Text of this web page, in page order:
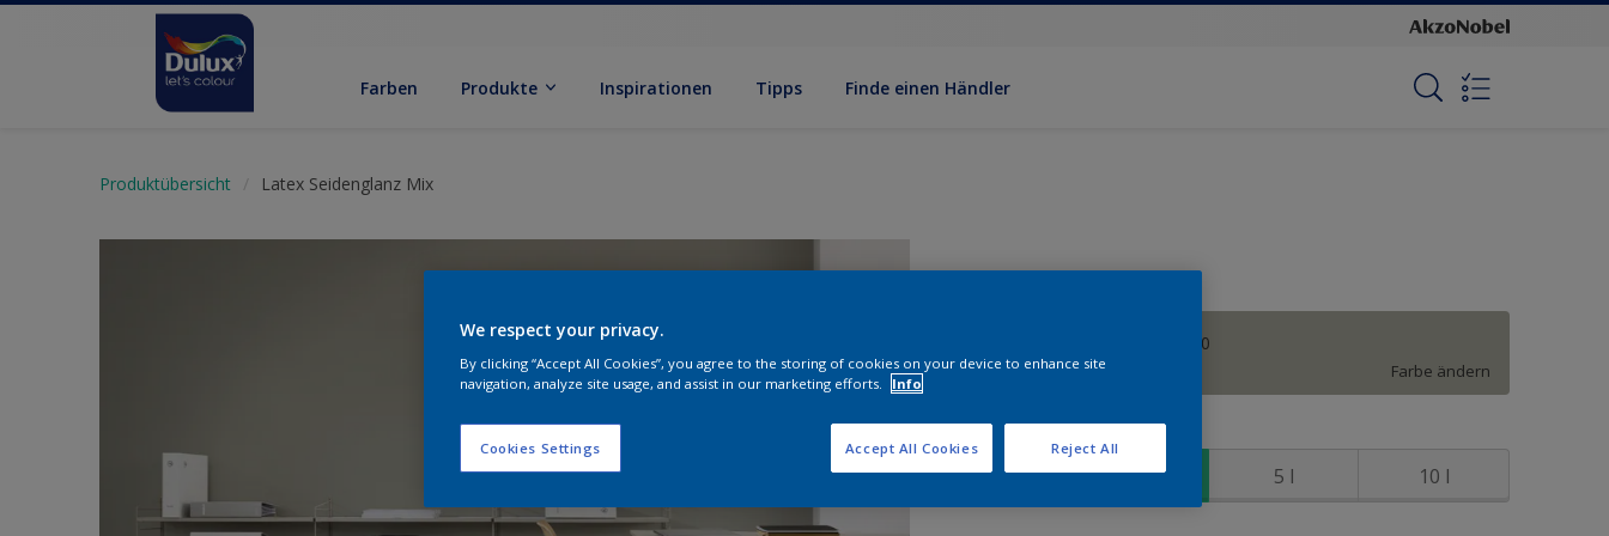
Farben Produkte Inspirationen Tipps Finde einen Händler
Produktübersicht Latex Seidenglanz Mix
Shady Grey B40
Farbe ändern
2,5 l 5 l 10 l
We respect your privacy.
By clicking “Accept All Cookies”, you agree to the storing of cookies on your device to enhance site
navigation, analyze site usage, and assist in our marketing efforts.
Info
Cookies Settings Reject All
Accept All Cookies